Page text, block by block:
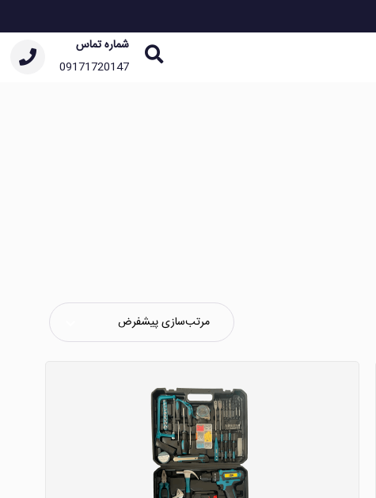
شماره تماس
09171720147